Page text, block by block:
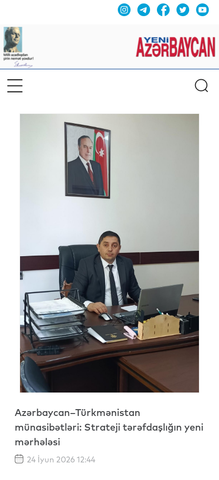
Azərbaycan–Türkmənistan
münasibətləri: Strateji tərəfdaşlığın yeni
mərhələsi
24 İyun 2026 12:44